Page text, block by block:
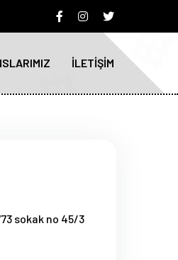
İLETİŞİM
sokak no 45/3